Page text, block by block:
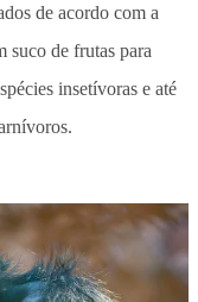
de acordo com a
suco de frutas para
insetívoras e até